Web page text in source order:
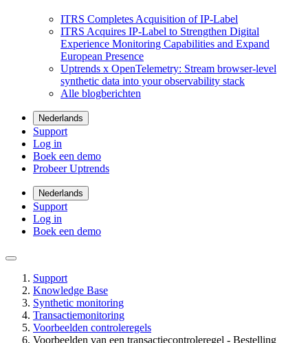
ITRS Completes Acquisition of IP-Label
ITRS Acquires IP-Label to Strengthen Digital
Experience Monitoring Capabilities and Expand
European Presence
Uptrends x OpenTelemetry: Stream browser-level
synthetic data into your observability stack
Alle blogberichten
Nederlands
Support
Log in
Boek een demo
Probeer Uptrends
Nederlands
Support
Log in
Boek een demo
Support
Knowledge Base
Synthetic monitoring
Transactiemonitoring
Voorbeelden controleregels
Voorbeelden van een transactiecontroleregel - Bestelling